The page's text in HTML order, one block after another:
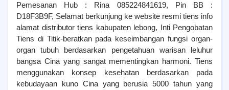
Pemesanan Hub : Rina 085224841619, Pin BB :
D18F3B9F, Selamat berkunjung ke website resmi tiens info
alamat distributor tiens kabupaten lebong, Inti Pengobatan
Tiens di Titik-beratkan pada keseimbangan fungsi organ-
organ tubuh berdasarkan pengetahuan warisan leluhur
bangsa Cina yang sangat mementingkan harmoni. Tiens
menggunakan konsep kesehatan berdasarkan pada
kebudayaan kuno Cina yang berusia 5000 tahun yang